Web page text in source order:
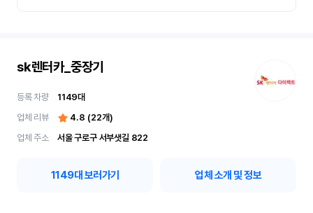
sk렌터카_중장기
등록 차량 1149대
업체 리뷰
4.8 (22개)
업체 주소
서울 구로구 서부샛길 822
1149대 보러가기 업체 소개 및 정보